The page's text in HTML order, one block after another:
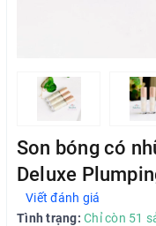
Son bóng có
Deluxe
Viết đánh giá
Tình trạng: Chỉ còn 51